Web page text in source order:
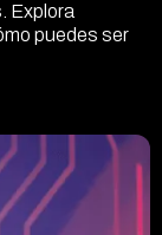
Explora
puedes ser